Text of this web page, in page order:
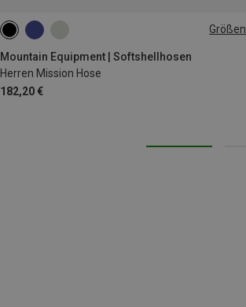
Größen
Mountain Equipment | Softshellhosen
Herren Mission Hose
182,20 €